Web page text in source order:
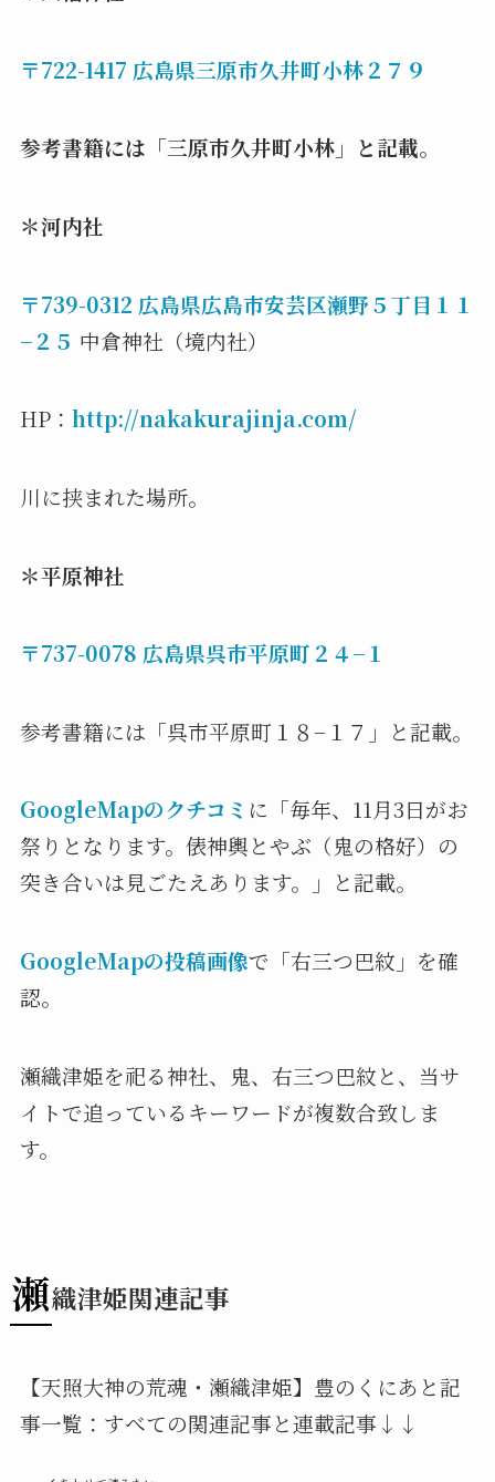
〒722-1417 広島県三原市久井町小林２７９
参考書籍には「三原市久井町小林」と記載。
＊河内社
〒739-0312 広島県広島市安芸区瀬野５丁目１１
−２５ 中倉神社（境内社）
HP： http://nakakurajinja.com/
川に挟まれた場所。
＊平原神社
〒737-0078 広島県呉市平原町２４−１
参考書籍には「呉市平原町１８−１７」と記載。
GoogleMapのクチコミ に「毎年、11月3日がお
祭りとなります。俵神輿とやぶ（鬼の格好）の
突き合いは見ごたえあります。」と記載。
GoogleMapの投稿画像で「右三つ巴紋」を確
認。
瀬織津姫を祀る神社、鬼、右三つ巴紋と、当サ
イトで追っているキーワードが複数合致しま
す。
瀬織津姫関連記事
【天照大神の荒魂・瀬織津姫】豊のくにあと記
事一覧：すべての関連記事と連載記事↓↓